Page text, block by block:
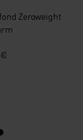
Zeroweight